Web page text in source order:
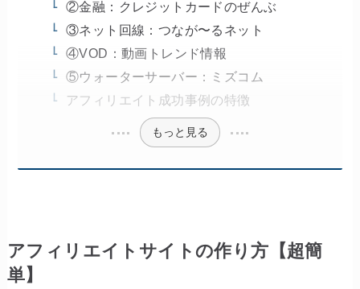
②金融：クレジットカードのぜんぶ
③ネット回線：つなが〜るネット
④VOD：動画トレンド情報
⑤ウォーターサーバー：ミズコム
アフィリエイト成功事例の特徴
もっと見る
アフィリエイトサイトの作り方【超簡
単】